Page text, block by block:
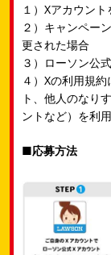
１）Xアカウン
２）キャンペー
更された場合
３）ローソン公
４）Xの利用規
ト、他人のなり
ントなど）を利
■応募方法